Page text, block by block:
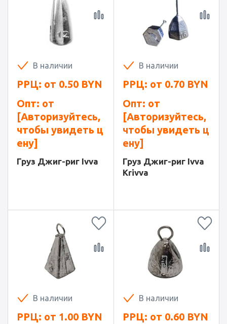
В наличии
РРЦ: от 0.50 BYN
Опт: от
[Авторизуйтесь,
чтобы увидеть ц
ену]
Груз Джиг-риг Ivva
В наличии
РРЦ: от 0.70 BYN
Опт: от
[Авторизуйтесь,
чтобы увидеть ц
ену]
Груз Джиг-риг Ivva
Krivva
В наличии
РРЦ: от 1.00 BYN
В наличии
РРЦ: от 0.60 BYN